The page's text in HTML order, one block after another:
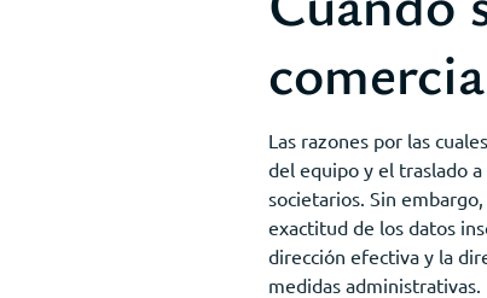
Las razones por las
del equipo y el traslado
societarios. Sin
exactitud de los datos
dirección efectiva y la
medidas administrativas.